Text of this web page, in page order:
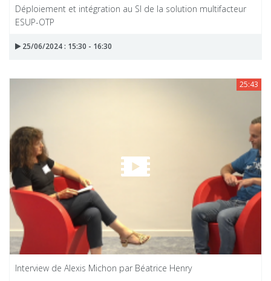
Déploiement et intégration au SI de la solution multifacteur
ESUP-OTP
25/06/2024 : 15:30 - 16:30
25:43
Interview de Alexis Michon par Béatrice Henry